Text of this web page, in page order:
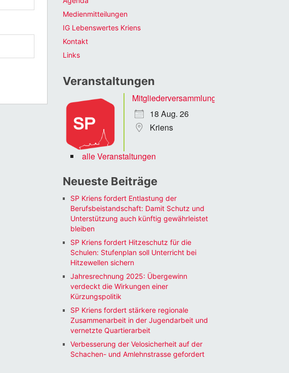
Medienmitteilungen
IG Lebenswertes Kriens
Kontakt
Links
Veranstaltungen
Mitgliederversammlung
18 Aug. 26
Kriens
alle Veranstaltungen
Neueste Beiträge
SP Kriens fordert Entlastung der
Berufsbeistandschaft: Damit Schutz und
Unterstützung auch künftig gewährleistet
bleiben
SP Kriens fordert Hitzeschutz für die
Schulen: Stufenplan soll Unterricht bei
Hitzewellen sichern
Jahresrechnung 2025: Übergewinn
verdeckt die Wirkungen einer
Kürzungspolitik
SP Kriens fordert stärkere regionale
Zusammenarbeit in der Jugendarbeit und
vernetzte Quartierarbeit
Verbesserung der Velosicherheit auf der
Schachen- und Amlehnstrasse gefordert